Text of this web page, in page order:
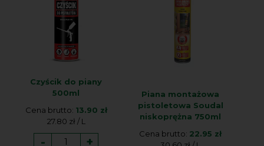
Czyścik do piany
500ml
Cena brutto: 13.90 zł
27.80 zł / L
- +
Piana montażowa
pistoletowa Soudal
niskoprężna 750ml
Cena brutto: 22.95 zł